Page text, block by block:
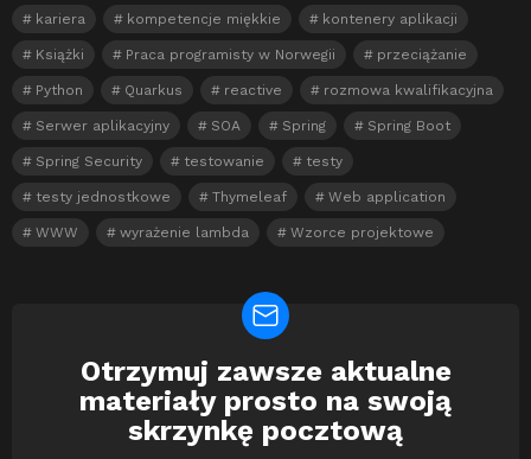
kariera kompetencje miękkie kontenery aplikacji
Książki Praca programisty w Norwegii przeciążanie
Python Quarkus reactive rozmowa kwalifikacyjna
Serwer aplikacyjny SOA Spring Spring Boot
Spring Security testowanie testy
testy jednostkowe Thymeleaf Web application
WWW wyrażenie lambda Wzorce projektowe
Newsletter
Otrzymuj zawsze aktualne
materiały prosto na swoją
skrzynkę pocztową